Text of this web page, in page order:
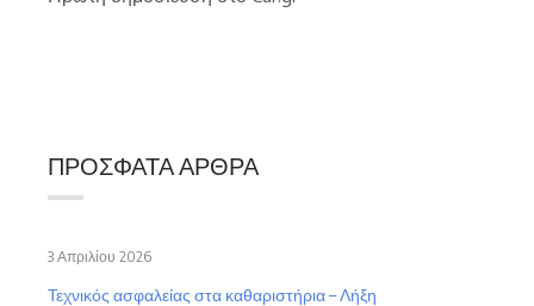
ΠΡΌΣΦΑΤΑ ΆΡΘΡΑ
Τεχνικός ασφαλείας στα καθαριστήρια – Λήξη
3 Απριλίου 2026